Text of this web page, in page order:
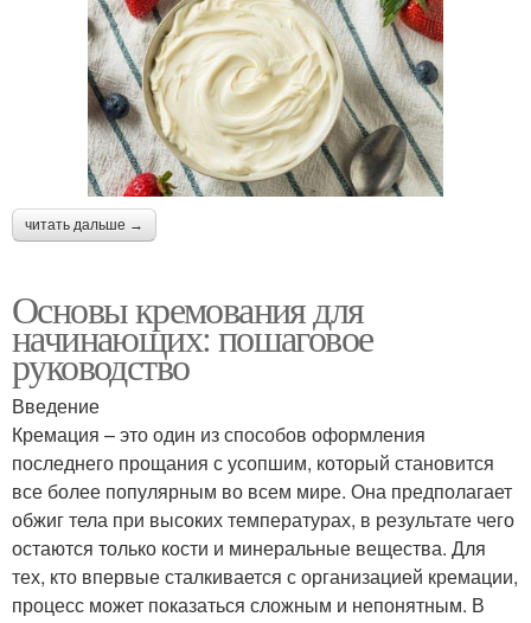
читать дальше →
Основы кремования для
начинающих: пошаговое
руководство
Введение
Кремация – это один из способов оформления
последнего прощания с усопшим, который становится
все более популярным во всем мире. Она предполагает
обжиг тела при высоких температурах, в результате чего
остаются только кости и минеральные вещества. Для
тех, кто впервые сталкивается с организацией кремации,
процесс может показаться сложным и непонятным. В